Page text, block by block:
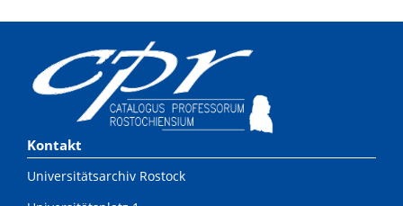
Kontakt
Universitätsarchiv Rostock